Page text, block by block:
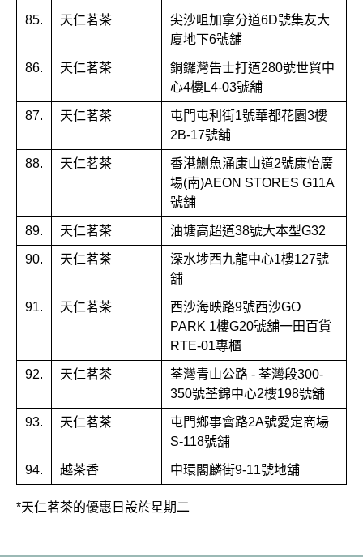
85. 天仁茗茶
尖沙咀加拿分道6D號集友大
廈地下6號舖
86. 天仁茗茶
銅鑼灣告士打道280號世貿中
心4樓L4-03號舖
87. 天仁茗茶
屯門屯利街1號華都花園3樓
2B-17號舖
88. 天仁茗茶
香港鰂魚涌康山道2號康怡廣
場(南)AEON STORES G11A
號舖
89. 天仁茗茶 油塘高超道38號大本型G32
90. 天仁茗茶
深水埗西九龍中心1樓127號
舖
91. 天仁茗茶
西沙海映路9號西沙GO
PARK 1樓G20號舖一田百貨
RTE-01專櫃
92. 天仁茗茶
荃灣青山公路 - 荃灣段300-
350號荃錦中心2樓198號舖
93. 天仁茗茶
屯門鄉事會路2A號愛定商場
S-118號舖
94. 越茶香 中環閣麟街9-11號地舖
*天仁茗茶的優惠日設於星期二